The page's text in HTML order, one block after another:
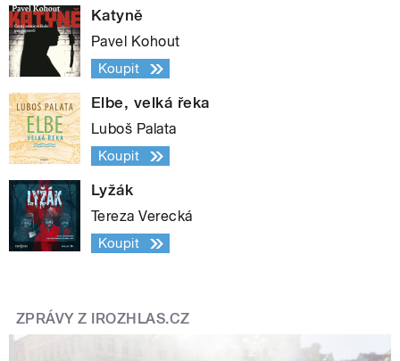
Katyně
Pavel Kohout
Koupit
Elbe, velká řeka
Luboš Palata
Koupit
Lyžák
Tereza Verecká
Koupit
ZPRÁVY Z IROZHLAS.CZ